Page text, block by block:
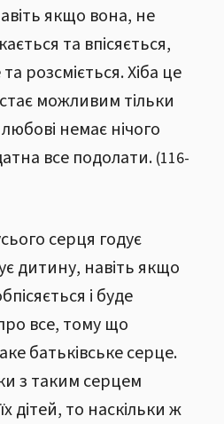
якщо вона, не
та впісяється,
розсміється. Хіба це
можливим тільки
немає нічого
все подолати. (116-
серця годує
дитину, навіть якщо
і буде
все, тому що
батьківське серце.
з таким серцем
дітей, то наскільки ж